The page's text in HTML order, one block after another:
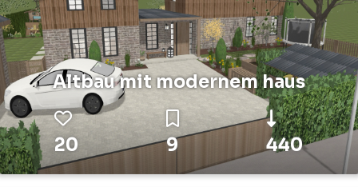
Altbau mit modernem haus
20 9 440